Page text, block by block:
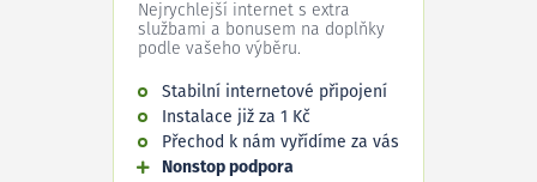
Nejrychlejší internet s extra
službami a bonusem na doplňky
podle vašeho výběru.
Stabilní internetové připojení
Instalace již za 1 Kč
Přechod k nám vyřídíme za vás
Nonstop podpora